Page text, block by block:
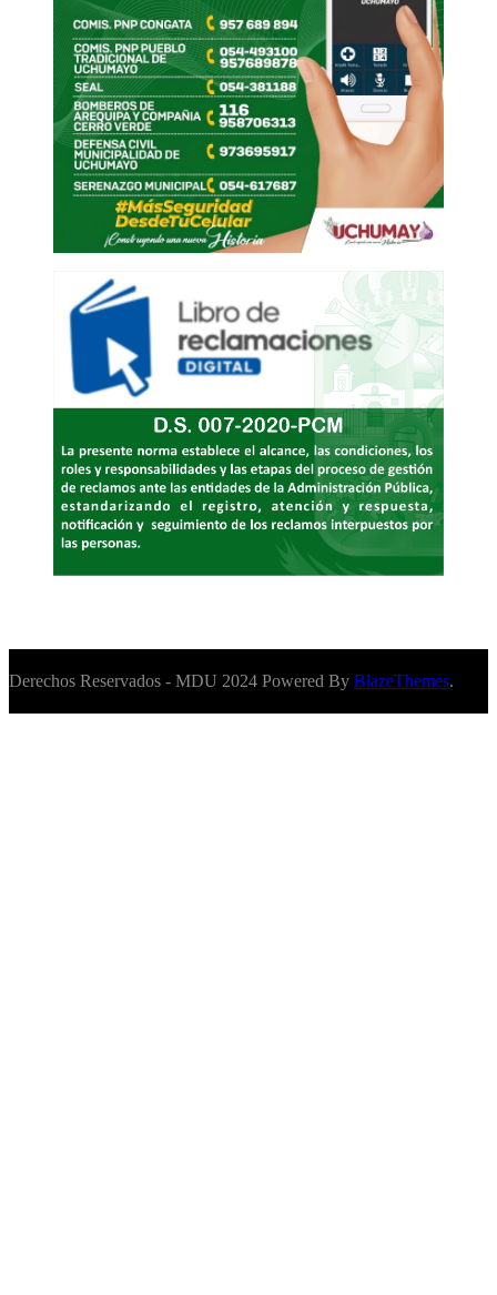
Derechos Reservados - MDU 2024 Powered By BlazeThemes.